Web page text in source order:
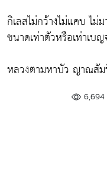
กิเลสไม่กว้างไม่แคบ ไม่
ขนาดเท่าตัวหรือเท่าเบ
หลวงตามหาบัว ญาณสั
6,694